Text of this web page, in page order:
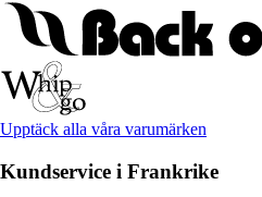
Upptäck alla våra varumärken
Kundservice i Frankrike